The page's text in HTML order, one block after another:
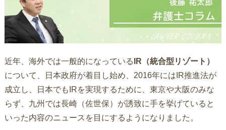
近年、海外では一般的になっている IR（統合型リゾート）
について、日本政府が着目し始め、2016年にはIR推進法が
成立し、日本でもIRを実現するために、東京や大阪のみな
らず、九州では長崎（佐世保）が誘致に手を挙げていると
いった内容のニュースを目にするようになりました。